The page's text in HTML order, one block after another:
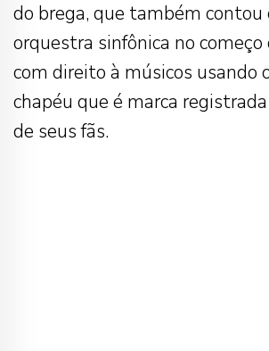
do brega, que também contou
orquestra sinfônica no começo
com direito à músicos usando
chapéu que é marca
de seus fãs.